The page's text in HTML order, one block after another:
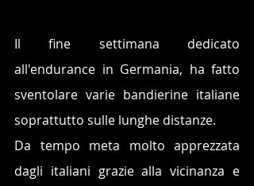
Il fine settimana dedicato
all'endurance in Germania, ha fatto
sventolare varie bandierine italiane
soprattutto sulle lunghe distanze.
Da tempo meta molto apprezzata
dagli italiani grazie alla vicinanza e